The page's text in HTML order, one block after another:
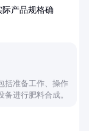
产品规格确
括准备工作、操作
进行肥料合成。